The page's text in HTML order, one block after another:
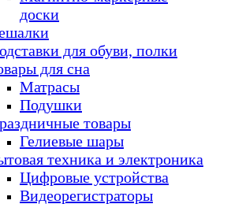
доски
для обуви, полки
для сна
Матрасы
Подушки
товары
Гелиевые шары
техника и электроника
Цифровые устройства
Видеорегистраторы